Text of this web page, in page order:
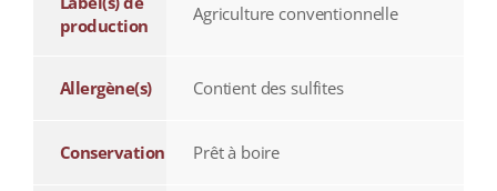
production
Agriculture conventionnelle
Allergène(s) Contient des sulfites
Conservation Prêt à boire